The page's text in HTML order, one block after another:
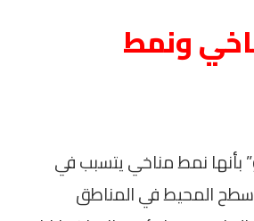
ونمط
بأنها نمط مناخي يتسبب في
سطح المحيط في المناطق